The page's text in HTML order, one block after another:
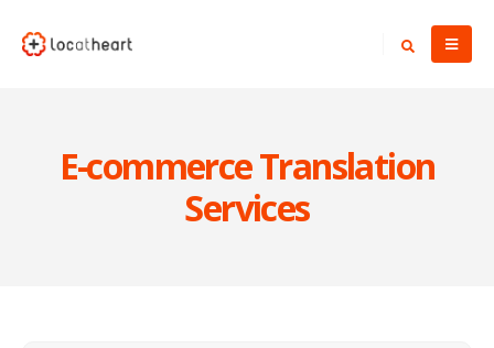
E-commerce Translation
Services